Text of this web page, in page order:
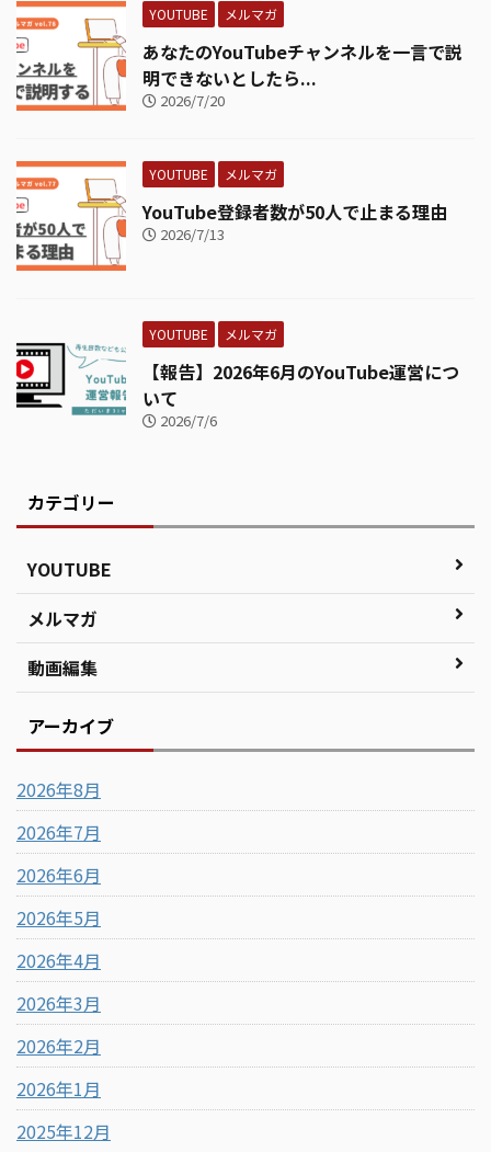
YOUTUBE メルマガ
あなたのYouTubeチャンネルを一言で説
明できないとしたら...
2026/7/20
YOUTUBE メルマガ
YouTube登録者数が50人で止まる理由
2026/7/13
YOUTUBE メルマガ
【報告】2026年6月のYouTube運営につ
いて
2026/7/6
カテゴリー
YOUTUBE
メルマガ
動画編集
アーカイブ
2026年8月
2026年7月
2026年6月
2026年5月
2026年4月
2026年3月
2026年2月
2026年1月
2025年12月